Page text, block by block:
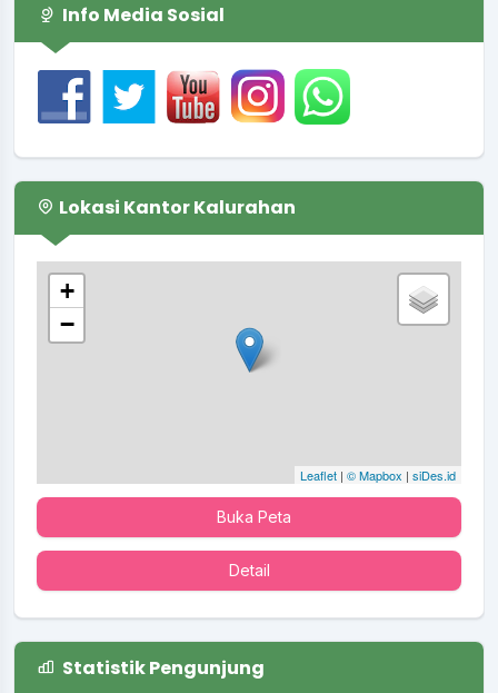
Info Media Sosial
Lokasi Kantor Kalurahan
+
−
Leaflet | © Mapbox | siDes.id
Buka Peta
Detail
Statistik Pengunjung